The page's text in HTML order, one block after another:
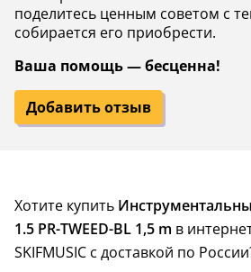
поделитесь ценным советом с
собирается его приобрести.
Ваша помощь — бесценна!
Добавить отзыв
Хотите купить
1.5 PR-TWEED-BL 1,5 m в
SKIFMUSIC с доставкой по